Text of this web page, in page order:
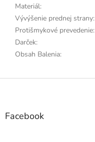
Materiál:
Vývýšenie prednej strany:
Protišmykové prevedenie:
Darček:
Obsah Balenia:
Z
Facebook